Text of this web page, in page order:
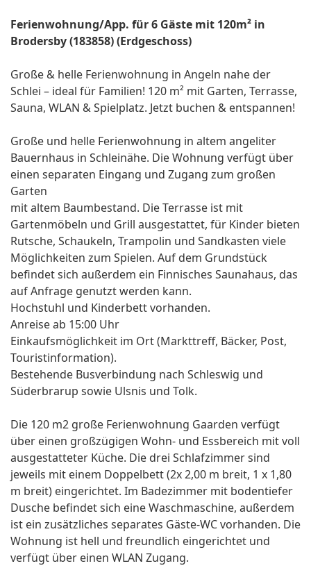
Ferienwohnung/App. für 6 Gäste mit 120m² in
Brodersby (183858) (Erdgeschoss)
Große & helle Ferienwohnung in Angeln nahe der
Schlei – ideal für Familien! 120 m² mit Garten, Terrasse,
Sauna, WLAN & Spielplatz. Jetzt buchen & entspannen!
Große und helle Ferienwohnung in altem angeliter
Bauernhaus in Schleinähe. Die Wohnung verfügt über
einen separaten Eingang und Zugang zum großen
Garten
mit altem Baumbestand. Die Terrasse ist mit
Gartenmöbeln und Grill ausgestattet, für Kinder bieten
Rutsche, Schaukeln, Trampolin und Sandkasten viele
Möglichkeiten zum Spielen. Auf dem Grundstück
befindet sich außerdem ein Finnisches Saunahaus, das
auf Anfrage genutzt werden kann.
Hochstuhl und Kinderbett vorhanden.
Anreise ab 15:00 Uhr
Einkaufsmöglichkeit im Ort (Markttreff, Bäcker, Post,
Touristinformation).
Bestehende Busverbindung nach Schleswig und
Süderbrarup sowie Ulsnis und Tolk.
Die 120 m2 große Ferienwohnung Gaarden verfügt
über einen großzügigen Wohn- und Essbereich mit voll
ausgestatteter Küche. Die drei Schlafzimmer sind
jeweils mit einem Doppelbett (2x 2,00 m breit, 1 x 1,80
m breit) eingerichtet. Im Badezimmer mit bodentiefer
Dusche befindet sich eine Waschmaschine, außerdem
ist ein zusätzliches separates Gäste-WC vorhanden. Die
Wohnung ist hell und freundlich eingerichtet und
verfügt über einen WLAN Zugang.